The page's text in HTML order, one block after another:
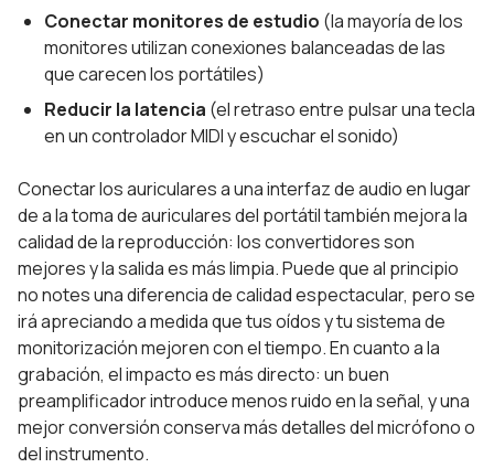
Conectar monitores de estudio (la mayoría de los
monitores utilizan conexiones balanceadas de las
que carecen los portátiles)
Reducir la latencia (el retraso entre pulsar una tecla
en un controlador MIDI y escuchar el sonido)
Conectar los auriculares a una interfaz de audio en lugar
de a la toma de auriculares del portátil también mejora la
calidad de la reproducción: los convertidores son
mejores y la salida es más limpia. Puede que al principio
no notes una diferencia de calidad espectacular, pero se
irá apreciando a medida que tus oídos y tu sistema de
monitorización mejoren con el tiempo. En cuanto a la
grabación, el impacto es más directo: un buen
preamplificador introduce menos ruido en la señal, y una
mejor conversión conserva más detalles del micrófono o
del instrumento.